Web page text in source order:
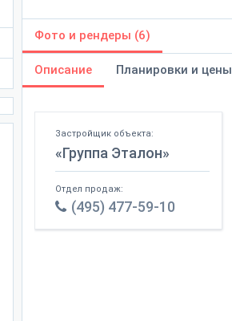
Фото и рендеры (6)
Описание Планировки и цены
Застройщик объекта:
«Группа Эталон»
Отдел продаж:
(495) 477-59-10